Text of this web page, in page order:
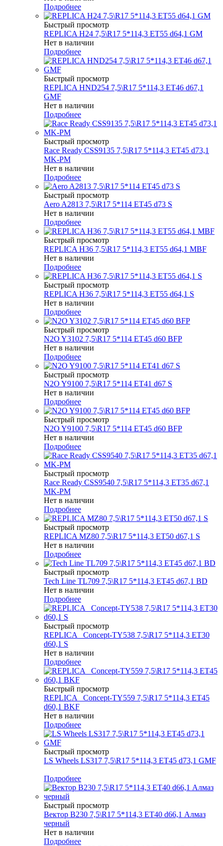
Подробнее
Быстрый просмотр
REPLICA H24 7,5\R17 5*114,3 ET55 d64,1 GM
Нет в наличии
Подробнее
Быстрый просмотр
REPLICA HND254 7,5\R17 5*114,3 ET46 d67,1
GMF
Нет в наличии
Подробнее
Быстрый просмотр
Race Ready CSS9135 7,5\R17 5*114,3 ET45 d73,1
MK-PM
Нет в наличии
Подробнее
Быстрый просмотр
Aero A2813 7,5\R17 5*114 ET45 d73 S
Нет в наличии
Подробнее
Быстрый просмотр
REPLICA H36 7,5\R17 5*114,3 ET55 d64,1 MBF
Нет в наличии
Подробнее
Быстрый просмотр
REPLICA H36 7,5\R17 5*114,3 ET55 d64,1 S
Нет в наличии
Подробнее
Быстрый просмотр
N2O Y3102 7,5\R17 5*114 ET45 d60 BFP
Нет в наличии
Подробнее
Быстрый просмотр
N2O Y9100 7,5\R17 5*114 ET41 d67 S
Нет в наличии
Подробнее
Быстрый просмотр
N2O Y9100 7,5\R17 5*114 ET45 d60 BFP
Нет в наличии
Подробнее
Быстрый просмотр
Race Ready CSS9540 7,5\R17 5*114,3 ET35 d67,1
MK-PM
Нет в наличии
Подробнее
Быстрый просмотр
REPLICA MZ80 7,5\R17 5*114,3 ET50 d67,1 S
Нет в наличии
Подробнее
Быстрый просмотр
Tech Line TL709 7,5\R17 5*114,3 ET45 d67,1 BD
Нет в наличии
Подробнее
Быстрый просмотр
REPLICA _Concept-TY538 7,5\R17 5*114,3 ET30
d60,1 S
Нет в наличии
Подробнее
Быстрый просмотр
REPLICA _Concept-TY559 7,5\R17 5*114,3 ET45
d60,1 BKF
Нет в наличии
Подробнее
Быстрый просмотр
LS Wheels LS317 7,5\R17 5*114,3 ET45 d73,1 GMF
Подробнее
Быстрый просмотр
Вектор B230 7,5\R17 5*114,3 ET40 d66,1 Алмаз
черный
Нет в наличии
Подробнее